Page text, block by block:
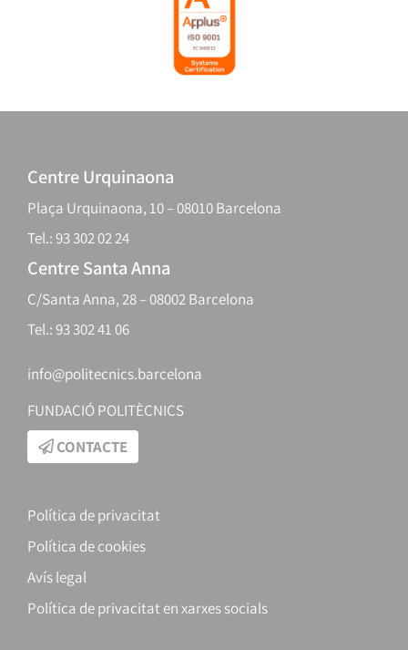
Centre Urquinaona
Plaça Urquinaona, 10 – 08010 Barcelona
Tel.: 93 302 02 24
Centre Santa Anna
C/Santa Anna, 28 – 08002 Barcelona
Tel.: 93 302 41 06
info@politecnics.barcelona
FUNDACIÓ POLITÈCNICS
CONTACTE
Política de privacitat
Política de cookies
Avís legal
Política de privacitat en xarxes socials